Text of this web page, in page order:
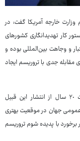
وزارت خارجه آمریکا گفت: در
کار تهدیدانگاری کشورهای
و وجاهت بین‌المللی بوده و
جدی با تروریسم ایجاد
سخنگوی وزارت امور خارجه گفت، اکنون بعد از گذشت ٢٠ سال از انتشار این قبیل
جهان در موقعیت بهتری
برخورد با پدیده شوم تروریسم